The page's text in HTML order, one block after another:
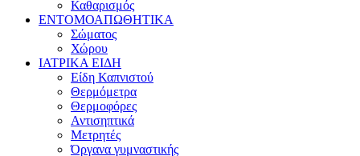
Καθαρισμός
ΕΝΤΟΜΟΑΠΩΘΗΤΙΚΑ
Σώματος
Χώρου
ΙΑΤΡΙΚΑ ΕΙΔΗ
Είδη Καπνιστού
Θερμόμετρα
Θερμοφόρες
Αντισηπτικά
Μετρητές
Όργανα γυμναστικής